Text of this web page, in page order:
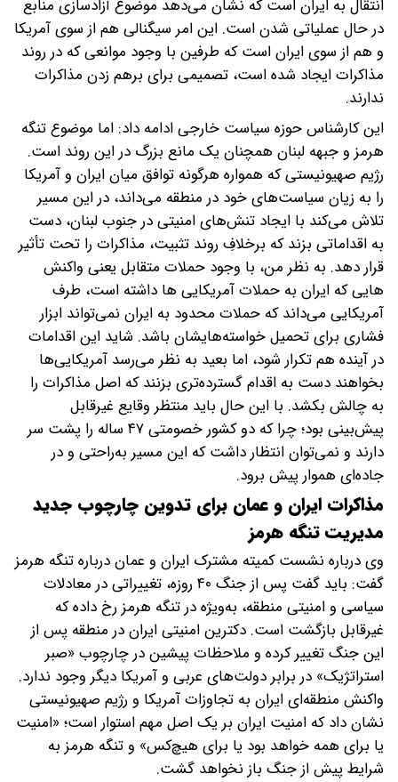
انتقال به ایران است که نشان می‌دهد موضوع آزادسازی منابع
در حال عملیاتی شدن است. این امر سیگنالی هم از سوی آمریکا
و هم از سوی ایران است که طرفین با وجود موانعی که در روند
مذاکرات ایجاد شده است، تصمیمی برای برهم زدن مذاکرات
ندارند.
این کارشناس حوزه سیاست خارجی ادامه داد: اما موضوع تنگه
هرمز و جبهه لبنان همچنان یک مانع بزرگ در این روند است.
رژیم صهیونیستی که همواره هرگونه توافق میان ایران و آمریکا
را به زیان سیاست‌های خود در منطقه می‌داند، در این مسیر
تلاش می‌کند با ایجاد تنش‌های امنیتی در جنوب لبنان، دست
به اقداماتی بزند که برخلافِ روند تثبیت، مذاکرات را تحت تأثیر
قرار دهد. به نظر من، با وجود حملات متقابل یعنی واکنش
هایی که ایران به حملات آمریکایی ها داشته است، طرف
آمریکایی می‌داند که حملات محدود به ایران نمی‌تواند ابزار
فشاری برای تحمیل خواسته‌هایشان باشد. شاید این اقدامات
در آینده هم تکرار شود، اما بعید به نظر می‌رسد آمریکایی‌ها
بخواهند دست به اقدام گسترده‌تری بزنند که اصل مذاکرات را
به چالش بکشد. با این حال باید منتظر وقایع غیرقابل
پیش‌بینی بود؛ چرا که دو کشور خصومتی ۴۷ ساله را پشت سر
دارند و نمی‌توان انتظار داشت که این مسیر به‌راحتی و در
جاده‌ای هموار پیش برود.
مذاکرات ایران و عمان برای تدوین چارچوب جدید
مدیریت تنگه هرمز
وی درباره نشست کمیته مشترک ایران و عمان درباره تنگه هرمز
گفت: باید گفت پس از جنگ ۴۰ روزه، تغییراتی در معادلات
سیاسی و امنیتی منطقه، به‌ویژه در تنگه هرمز رخ داده که
غیرقابل بازگشت است. دکترین امنیتی ایران در منطقه پس از
این جنگ تغییر کرده و ملاحظات پیشین در چارچوب «صبر
استراتژیک» در برابر دولت‌های عربی و آمریکا دیگر وجود ندارد.
واکنش منطقه‌ای ایران به تجاوزات آمریکا و رژیم صهیونیستی
نشان داد که امنیت ایران بر یک اصل مهم استوار است؛ «امنیت
یا برای همه خواهد بود یا برای هیچ‌کس» و تنگه هرمز به
شرایط پیش از جنگ باز نخواهد گشت.